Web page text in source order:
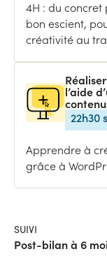
4H : du concret
bon escient,
créativité au
l’aide
22h30
Apprendre à
grâce à
SUIVI
Post-bilan à 6